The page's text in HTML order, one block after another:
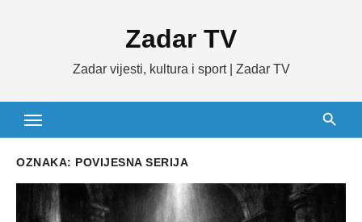
Zadar TV
Zadar vijesti, kultura i sport | Zadar TV
OZNAKA: POVIJESNA SERIJA